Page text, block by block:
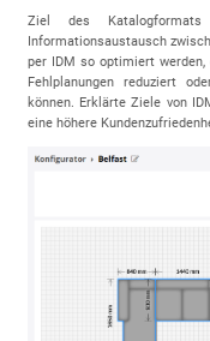
Ziel des
Informationsaustausch
per IDM so optimiert
Fehlplanungen reduziert
können. Erklärte Ziele von
eine höhere